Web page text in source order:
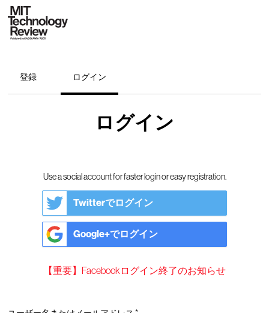
登録 ログイン
ログイン
Use a social account for faster login or easy registration.
Twitterでログイン
Google+でログイン
【重要】Facebookログイン終了のお知らせ